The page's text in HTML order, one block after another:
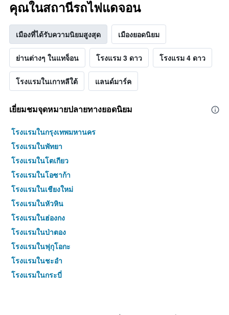
คุณในสถานีรถไฟแดจอน
เมืองที่ได้รับความนิยมสูงสุด เมืองยอดนิยม
ย่านต่างๆ ในแทจ็อน โรงแรม 3 ดาว โรงแรม 4 ดาว
โรงแรมในเกาหลีใต้ แลนด์มาร์ค
เยี่ยมชมจุดหมายปลายทางยอดนิยม
โรงแรมในกรุงเทพมหานคร
โรงแรมในพัทยา
โรงแรมในโตเกียว
โรงแรมในโอซาก้า
โรงแรมในเชียงใหม่
โรงแรมในหัวหิน
โรงแรมในฮ่องกง
โรงแรมในป่าตอง
โรงแรมในฟุกุโอกะ
โรงแรมในชะอำ
โรงแรมในกระบี่